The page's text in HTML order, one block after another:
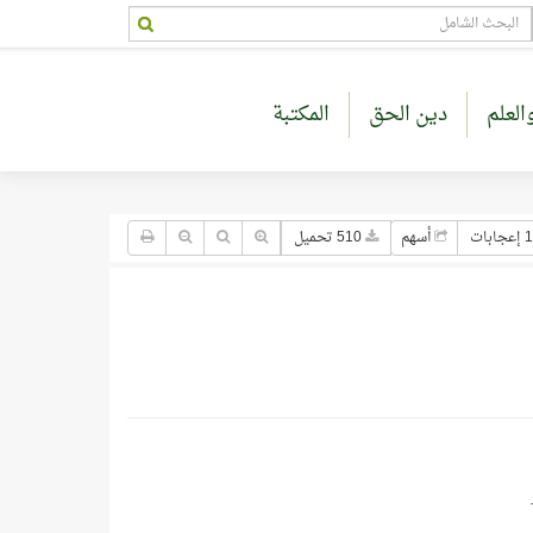
دين الحق المكتبة
أسهم